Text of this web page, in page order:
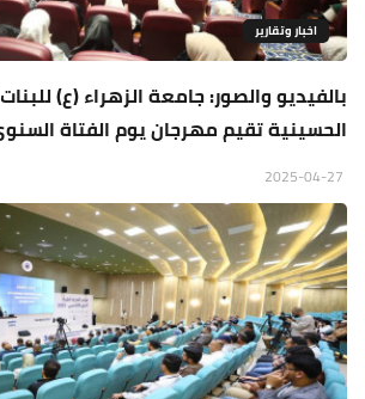
اخبار وتقارير
بالفيديو والصور: جامعة الزهراء (ع)
الحسينية تقيم مهرجان يوم الفتاة